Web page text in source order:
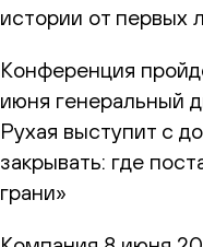
истории от первых
Конференция
июня генеральный
Рухая выступит с
закрывать: где
грани»